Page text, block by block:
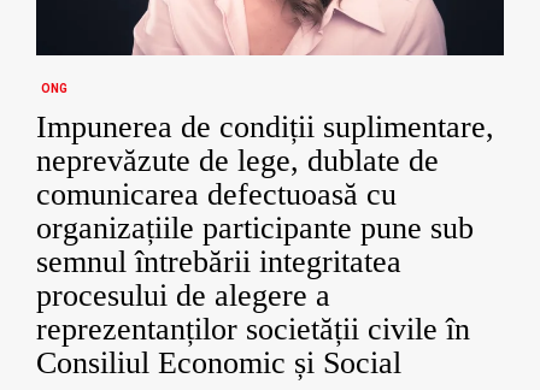
ONG
Impunerea de condiții suplimentare,
neprevăzute de lege, dublate de
comunicarea defectuoasă cu
organizațiile participante pune sub
semnul întrebării integritatea
procesului de alegere a
reprezentanților societății civile în
Consiliul Economic și Social